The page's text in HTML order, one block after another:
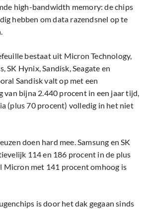
high-bandwidth memory: de chips
hebben om data razendsnel op te
bestaat uit Micron Technology,
SK Hynix, Sandisk, Seagate en
Sandisk valt op met een
van bijna 2.440 procent in een jaar tijd,
(plus 70 procent) volledig in het niet
doen hard mee. Samsung en SK
114 en 186 procent in de plus
Micron met 141 procent omhoog is
is door het dak gegaan sinds